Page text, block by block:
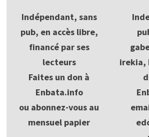
Indépendant, sans
pub, en accès libre,
financé par ses
lecteurs
Faites un don à
Enbata.info
ou abonnez-vous au
mensuel papier
irekia,